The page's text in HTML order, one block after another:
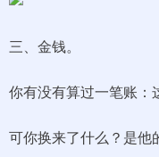
三、金钱。
你有没有算过一笔账：
可你换来了什么？是他